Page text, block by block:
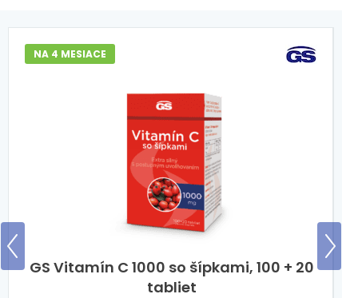
GS Vitamín C 1000 so šípkami, 100 + 20
tabliet
NA 4 MESIACE